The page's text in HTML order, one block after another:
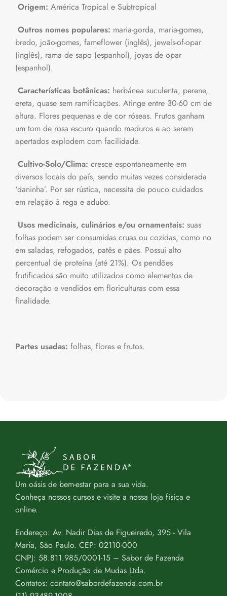
Origem: América Tropical e Subtropical
Outros nomes populares: maria-gorda, maria-gomes,
bredo, joão-gomes, fameflower (inglês), jewels-of-opar
(inglês), rama de sapo (espanhol), joyas de opar
(espanhol).
Características botânicas: herbácea suculenta, perene,
ereta, quase sem ramificações. Atinge entre 30-60 cm de
altura. Flores pequenas e de cor róseas. Frutos ganham
um tom de rosa escuro quando maduros e ao serem
apertados explodem com facilidade.
Cultivo-Solo/Clima: cresce espontaneamente em
diversos locais do país, sendo muitas vezes considerada
‘daninha’. Por ser rústica, necessita de pouco cuidados
em relação à rega e adubo.
Usos medicinais, culinários e/ou ornamentais: suas
folhas podem ser consumidas cruas ou cozidas, como no
em saladas, refogados, patês e pães. Possui alto
percentual de proteína (até 21%). Os pendões
frutificados são muito utilizados como elementos de
decoração e vendidos em floriculturas com essa
finalidade.
Partes usadas: folhas, flores e frutos.
Um oásis de bem-estar para a sua vida.
Conheça nossos cursos e visite a nossa loja física e
online.
Endereço: Av. Nadir Dias de Figueiredo, 395 - Vila
Maria, São Paulo. CEP: 02110-000
CNPJ: 58.811.985/0001-15 – Sabor de Fazenda
Comércio e Produção de Mudas Ltda.
Contatos: contato@sabordefazenda.com.br